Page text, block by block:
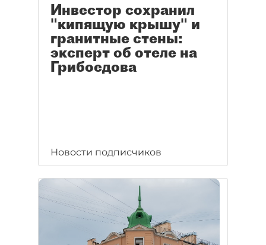
Инвестор сохранил
"кипящую крышу" и
гранитные стены:
эксперт об отеле на
Грибоедова
Новости подписчиков